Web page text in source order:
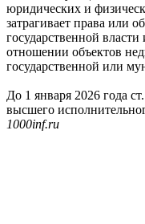
юридических и
затрагивает права или
государственной
отношении объектов
государственной или
До 1 января 2026 года
высшего
1000inf.ru